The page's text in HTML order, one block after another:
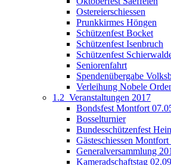
Ostereierschiessen
Prunkkirmes Höngen
Schützenfest Bocket
Schützenfest Isenbruch
Schützenfest
Seniorenfahrt
Spendenübergabe
Verleihung Nobele
1.2_Veranstaltungen 2017
Bondsfest Montfort
Bosselturnier
Bundesschützenfest
Gästeschiessen
Generalversammlung
Kameradschaftstag